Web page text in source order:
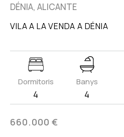
DÉNIA, ALICANTE
VILA A LA VENDA A DÉNIA
Dormitoris
4
Banys
4
660.000 €